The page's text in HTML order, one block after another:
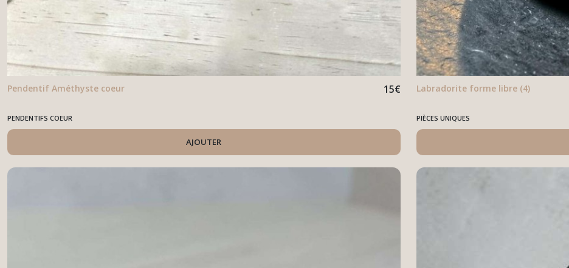
Pendentif Améthyste coeur 15€
PENDENTIFS COEUR
AJOUTER
Labradorite forme libre (4)
PIÈCES UNIQUES